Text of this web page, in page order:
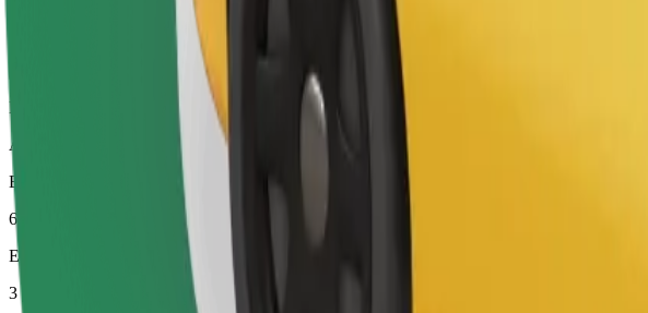
Bolt
Αξιόπιστες διαδρομές με καθημερινά αυτοκίνητα μεσαίου μεγέθους.
Εκτιμώμενος χρόνος μετακίνησης
6 λ.
Εκτιμώμενη απόσταση
3 χλμ.